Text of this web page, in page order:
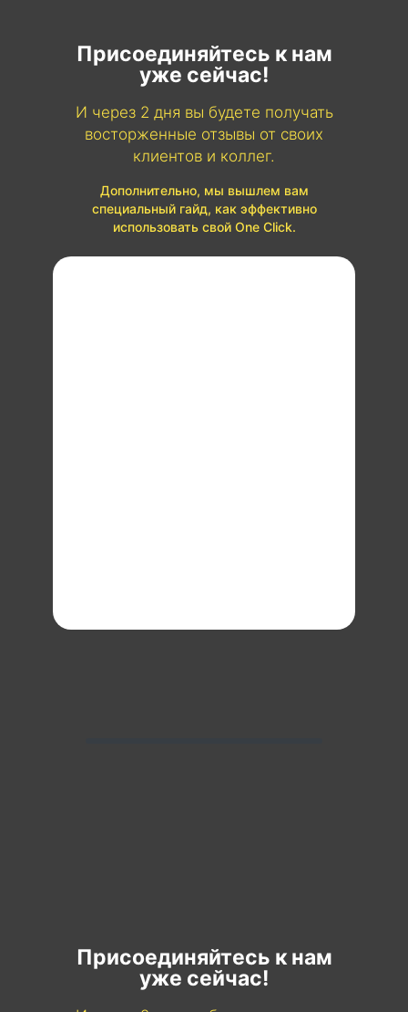
Присоединяйтесь к нам
уже сейчас!
И через 2 дня вы будете получать
восторженные отзывы от своих
клиентов и коллег.
Дополнительно, мы вышлем вам
специальный гайд, как эффективно
использовать свой One Click.
Присоединяйтесь к нам
уже сейчас!